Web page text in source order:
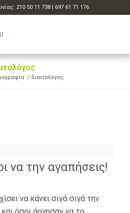
210 50 11 738 | 697 61 71 176
/ διαιτολόγος
να την αγαπήσεις!
να κάνει σιγά σιγά την